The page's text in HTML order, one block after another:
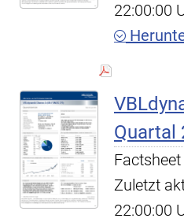
22:00:00
Quartal
Zuletzt
22:00:00